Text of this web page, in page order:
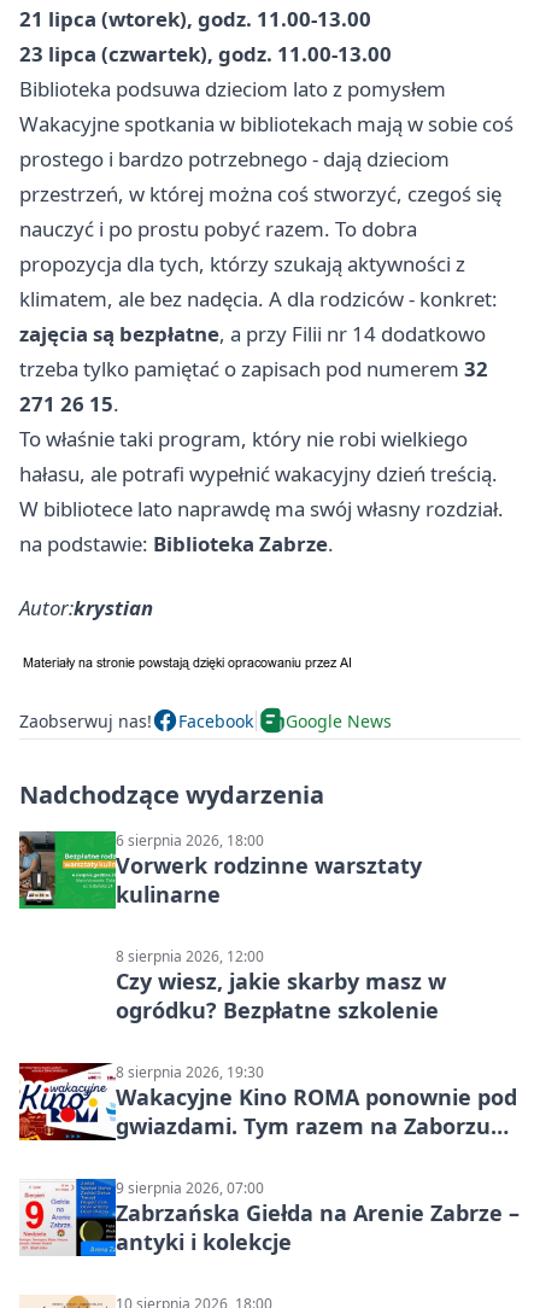
21 lipca (wtorek), godz. 11.00-13.00
23 lipca (czwartek), godz. 11.00-13.00
Biblioteka podsuwa dzieciom lato z pomysłem
Wakacyjne spotkania w bibliotekach mają w sobie coś
prostego i bardzo potrzebnego - dają dzieciom
przestrzeń, w której można coś stworzyć, czegoś się
nauczyć i po prostu pobyć razem. To dobra
propozycja dla tych, którzy szukają aktywności z
klimatem, ale bez nadęcia. A dla rodziców - konkret:
zajęcia są bezpłatne, a przy Filii nr 14 dodatkowo
trzeba tylko pamiętać o zapisach pod numerem 32
271 26 15.
To właśnie taki program, który nie robi wielkiego
hałasu, ale potrafi wypełnić wakacyjny dzień treścią.
W bibliotece lato naprawdę ma swój własny rozdział.
na podstawie: Biblioteka Zabrze.
Autor:krystian
Zaobserwuj nas! Facebook Google News
Nadchodzące wydarzenia
6 sierpnia 2026, 18:00
Vorwerk rodzinne warsztaty
kulinarne
8 sierpnia 2026, 12:00
Czy wiesz, jakie skarby masz w
ogródku? Bezpłatne szkolenie
8 sierpnia 2026, 19:30
Wakacyjne Kino ROMA ponownie pod
gwiazdami. Tym razem na Zaborzu
9 sierpnia 2026, 07:00
Zabrzańska Giełda na Arenie Zabrze –
antyki i kolekcje